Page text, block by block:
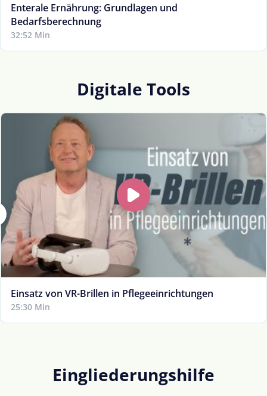
Enterale Ernährung: Grundlagen und
Bedarfsberechnung
32:52 Min
Digitale Tools
Einsatz von VR-Brillen in Pflegeeinrichtungen
25:30 Min
Eingliederungshilfe